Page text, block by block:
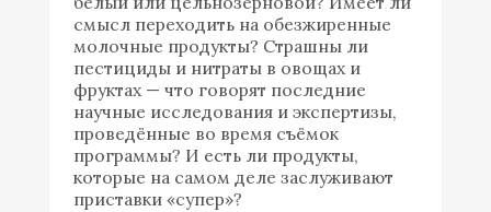
смысл переходить на обезжиренные
молочные продукты? Страшны ли
пестициды и нитраты в овощах и
фруктах — что говорят последние
научные исследования и экспертизы,
проведённые во время съёмок
программы? И есть ли продукты,
которые на самом деле заслуживают
приставки «супер»?